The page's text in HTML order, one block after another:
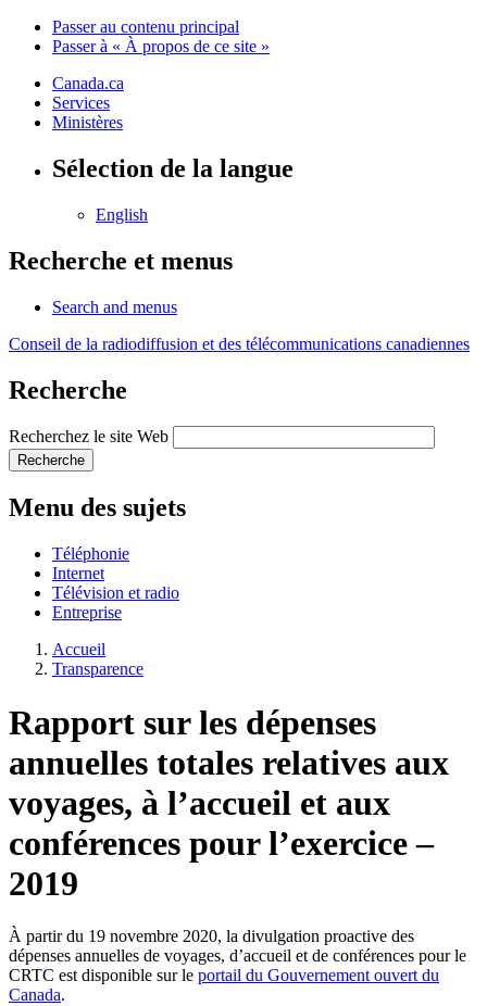
Passer au contenu principal
Passer à « À propos de ce site »
Canada.ca
Services
Ministères
Sélection de la langue
English
Recherche et menus
Search and menus
Conseil de la radiodiffusion et des télécommunications canadiennes
Recherche
Recherchez le site Web
Recherche
Menu des sujets
Téléphonie
Internet
Télévision et radio
Entreprise
Accueil
Transparence
Rapport sur les dépenses
annuelles totales relatives aux
voyages, à l’accueil et aux
conférences pour l’exercice –
2019
À partir du 19 novembre 2020, la divulgation proactive des
dépenses annuelles de voyages, d’accueil et de conférences pour le
CRTC est disponible sur le portail du Gouvernement ouvert du
Canada.